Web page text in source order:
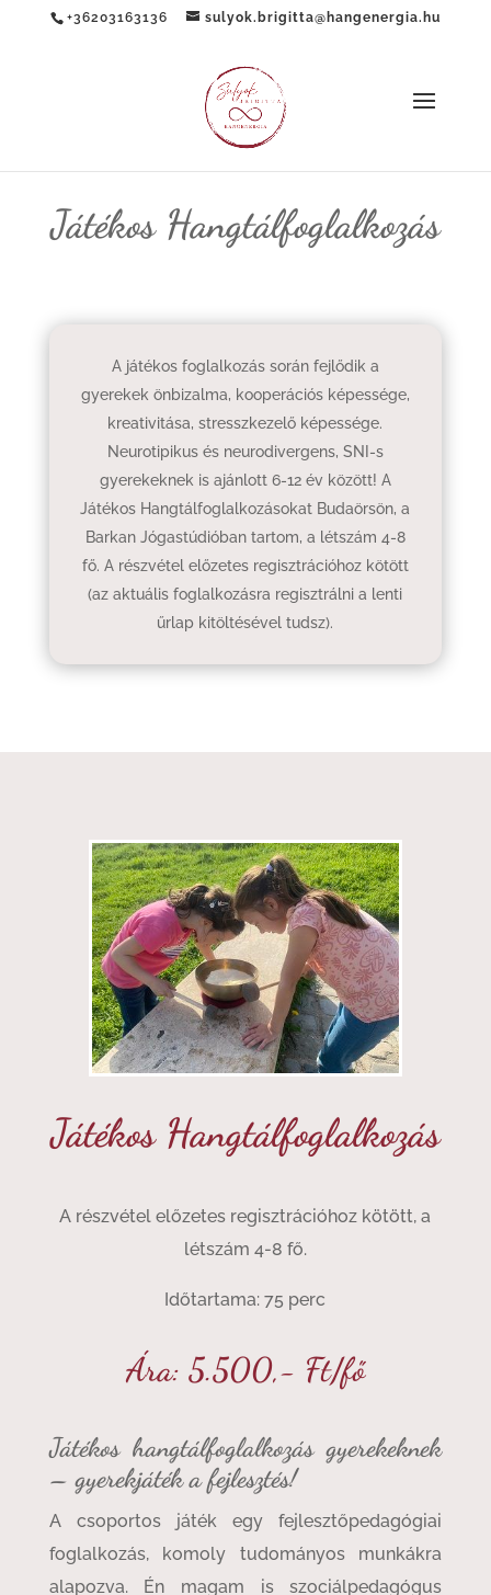
+36203163136 sulyok.brigitta@hangenergia.hu
Játékos Hangtálfoglalkozás
A játékos foglalkozás során fejlődik a
gyerekek önbizalma, kooperációs képessége,
kreativitása, stresszkezelő képessége.
Neurotipikus és neurodivergens, SNI-s
gyerekeknek is ajánlott 6-12 év között! A
Játékos Hangtálfoglalkozásokat Budaörsön, a
Barkan Jógastúdióban tartom, a létszám 4-8
fő. A részvétel előzetes regisztrációhoz kötött
(az aktuális foglalkozásra regisztrálni a lenti
űrlap kitöltésével tudsz).
Játékos Hangtálfoglalkozás
A részvétel előzetes regisztrációhoz kötött, a
létszám 4-8 fő.
Időtartama: 75 perc
Ára: 5.500,- Ft/fő
Játékos hangtálfoglalkozás gyerekeknek
– gyerekjáték a fejlesztés!
A csoportos játék egy fejlesztőpedagógiai
foglalkozás, komoly tudományos munkákra
alapozva. Én magam is szociálpedagógus